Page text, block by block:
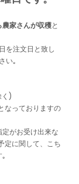
家さんが収穫と
を注文日と致し
い｡
く)
なっておりますの
がお受け出来な
定に関して、こち